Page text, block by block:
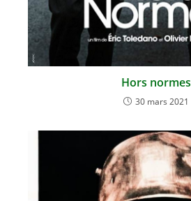
Hors normes
30 mars 2021